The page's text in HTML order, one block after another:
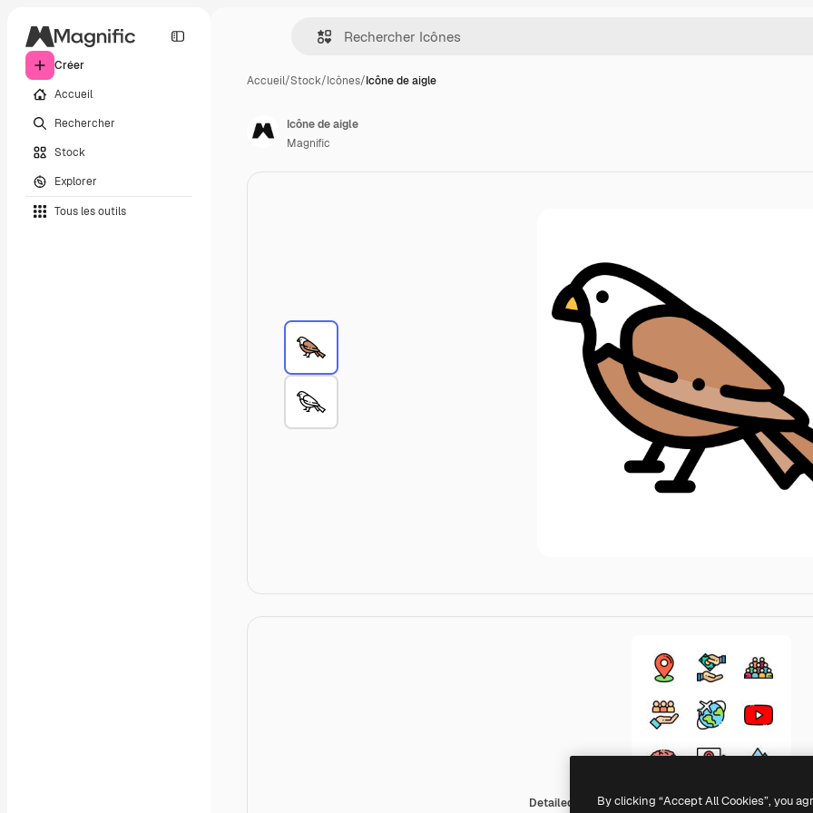
Créer
Accueil
Rechercher
Stock
Explorer
Tous les outils
Accueil/Stock/Icônes/Icône de aigle
Detailed Rounded Lineal color
Icône de aigle
Magnific
By clicking “Accept All Cookies”, you